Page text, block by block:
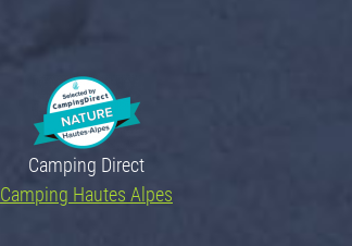
Camping Direct
Camping Hautes Alpes